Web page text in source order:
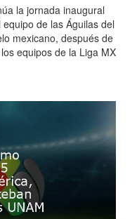
la jornada inaugural
de las Águilas del
mexicano, después de
equipos de la Liga MX